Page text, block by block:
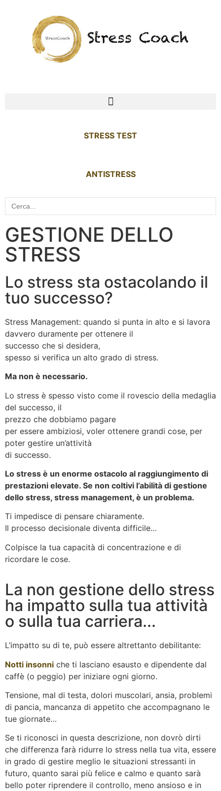
STRESS TEST
ANTISTRESS
Search
for:
GESTIONE DELLO
STRESS
Lo stress sta ostacolando il
tuo successo?
Stress Management: quando si punta in alto e si lavora
davvero duramente per ottenere il
successo che si desidera,
spesso si verifica un alto grado di stress.
Ma non è necessario.
Lo stress è spesso visto come il rovescio della medaglia
del successo, il
prezzo che dobbiamo pagare
per essere ambiziosi, voler ottenere grandi cose, per
poter gestire un’attività
di successo.
Lo stress è un enorme ostacolo al raggiungimento di
prestazioni elevate. Se non coltivi l’abilità di gestione
dello stress, stress management, è un problema.
Ti impedisce di pensare chiaramente.
Il processo decisionale diventa difficile…
Colpisce la tua capacità di concentrazione e di
ricordare le cose.
La non gestione dello stress
ha impatto sulla tua attività
o sulla tua carriera...
L’impatto su di te, può essere altrettanto debilitante:
Notti insonni che ti lasciano esausto e dipendente dal
caffè (o peggio) per iniziare ogni giorno.
Tensione, mal di testa, dolori muscolari, ansia, problemi
di pancia, mancanza di appetito che accompagnano le
tue giornate…
Se ti riconosci in questa descrizione, non dovrò dirti
che differenza farà ridurre lo stress nella tua vita, essere
in grado di gestire meglio le situazioni stressanti in
futuro, quanto sarai più felice e calmo e quanto sarà
bello poter riprendere il controllo, meno ansioso e in